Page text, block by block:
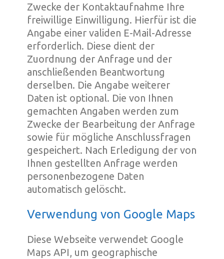
Zwecke der Kontaktaufnahme Ihre
freiwillige Einwilligung. Hierfür ist die
Angabe einer validen E-Mail-Adresse
erforderlich. Diese dient der
Zuordnung der Anfrage und der
anschließenden Beantwortung
derselben. Die Angabe weiterer
Daten ist optional. Die von Ihnen
gemachten Angaben werden zum
Zwecke der Bearbeitung der Anfrage
sowie für mögliche Anschlussfragen
gespeichert. Nach Erledigung der von
Ihnen gestellten Anfrage werden
personenbezogene Daten
automatisch gelöscht.
Verwendung von Google Maps
Diese Webseite verwendet Google
Maps API, um geographische